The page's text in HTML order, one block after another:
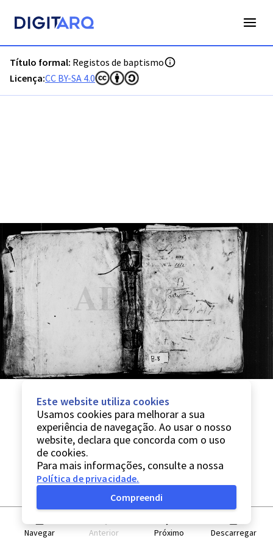
Título formal: Registos de baptismo
Licença:CC BY-SA 4.0
Navegar Anterior Próximo Descarregar
Este website utiliza cookies
Usamos cookies para melhorar a sua
experiência de navegação. Ao usar o nosso
website, declara que concorda com o uso
de cookies.
Para mais informações, consulte a nossa
Política de privacidade.
Compreendi